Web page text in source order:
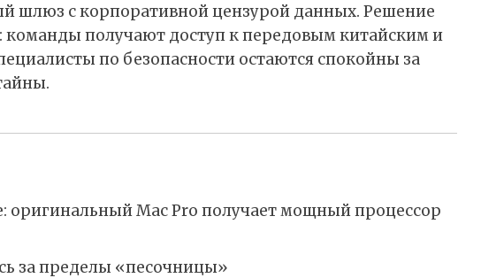
шлюз с корпоративной цензурой данных. Решение
команды получают доступ к передовым китайским и
по безопасности остаются спокойны за
оригинальный Mac Pro получает мощный процессор
за пределы «песочницы»